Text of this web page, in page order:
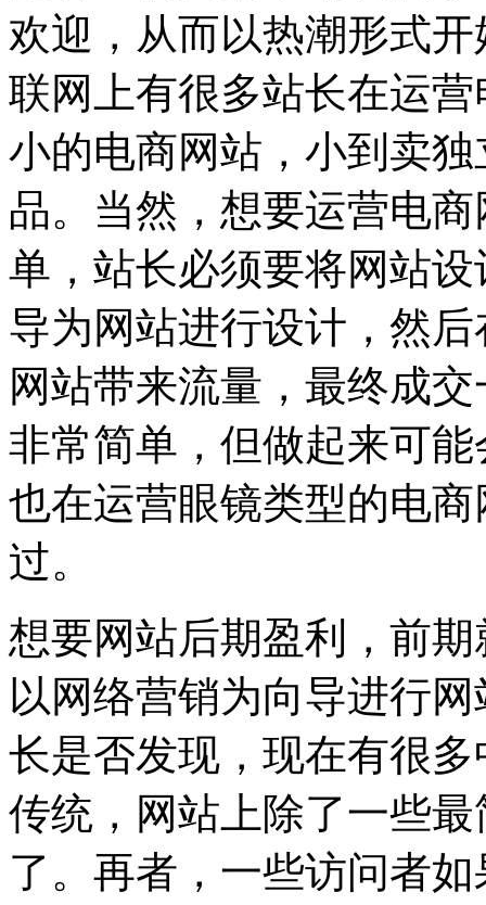
欢迎，从而以热潮形式
联网上有很多站长在运
小的电商网站，小到卖
品。当然，想要运营电
单，站长必须要将网站
导为网站进行设计，然
网站带来流量，最终成
非常简单，但做起来可
也在运营眼镜类型的电
过。
想要网站后期盈利，前
以网络营销为向导进行
长是否发现，现在有很
传统，网站上除了一些
了。再者，一些访问者